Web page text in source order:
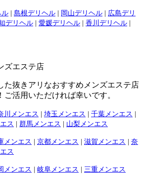
ル | 島根デリヘル | 岡山デリヘル | 広島デリ
デリヘル | 愛媛デリヘル | 香川デリヘル |
ズエステ店
た抜きアリなおすすめメンズエステ店
活用いただければ幸いです。
川メンエス | 埼玉メンエス | 千葉メンエス |
ス | 群馬メンエス | 山梨メンエス
メンエス | 京都メンエス | 滋賀メンエス | 奈
ス
メンエス | 岐阜メンエス | 三重メンエス